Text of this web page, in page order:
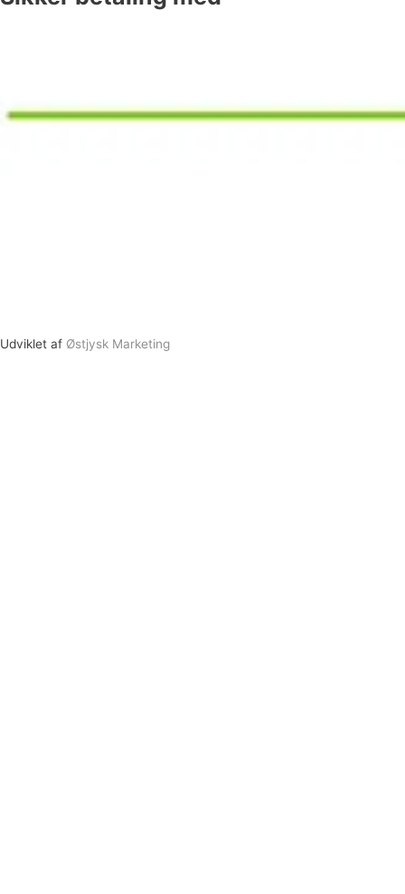
Udviklet af Østjysk Marketing